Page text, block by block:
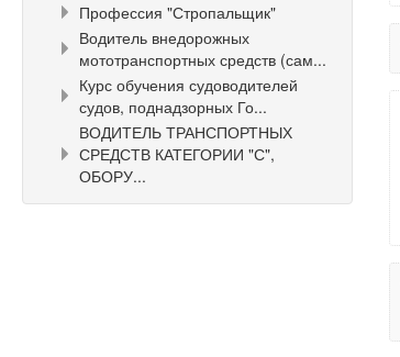
Профессия "Стропальщик"
Водитель внедорожных
мототранспортных средств (сам...
Курс обучения судоводителей
судов, поднадзорных Го...
ВОДИТЕЛЬ ТРАНСПОРТНЫХ
СРЕДСТВ КАТЕГОРИИ "С",
ОБОРУ...